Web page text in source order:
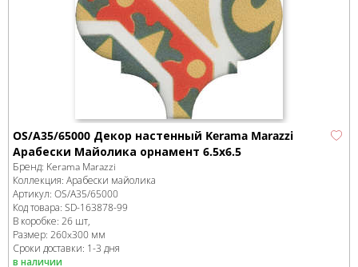
OS/A35/65000 Декор настенный Kerama Marazzi
Арабески Майолика орнамент 6.5x6.5
Бренд: Kerama Marazzi
Коллекция: Арабески майолика
Артикул: OS/A35/65000
Код товара: SD-163878-99
В коробке: 26 шт,
Размер: 260x300 мм
Сроки доставки: 1-3 дня
в наличии